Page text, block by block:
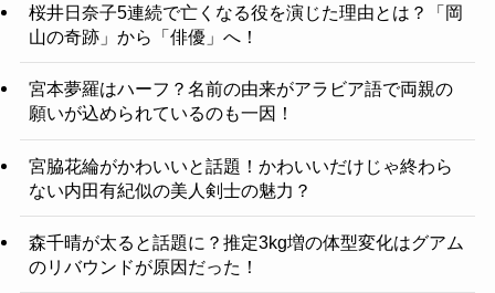
桜井日奈子5連続で亡くなる役を演じた理由とは？「岡
山の奇跡」から「俳優」へ！
宮本夢羅はハーフ？名前の由来がアラビア語で両親の
願いが込められているのも一因！
宮脇花綸がかわいいと話題！かわいいだけじゃ終わら
ない内田有紀似の美人剣士の魅力？
森千晴が太ると話題に？推定3kg増の体型変化はグアム
のリバウンドが原因だった！